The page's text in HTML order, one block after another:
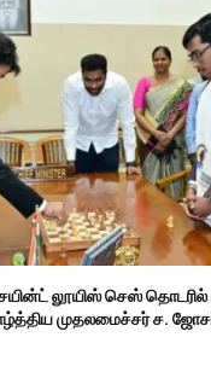
லூயிஸ் செஸ் தொடரில்
முதலமைச்சர் ச.